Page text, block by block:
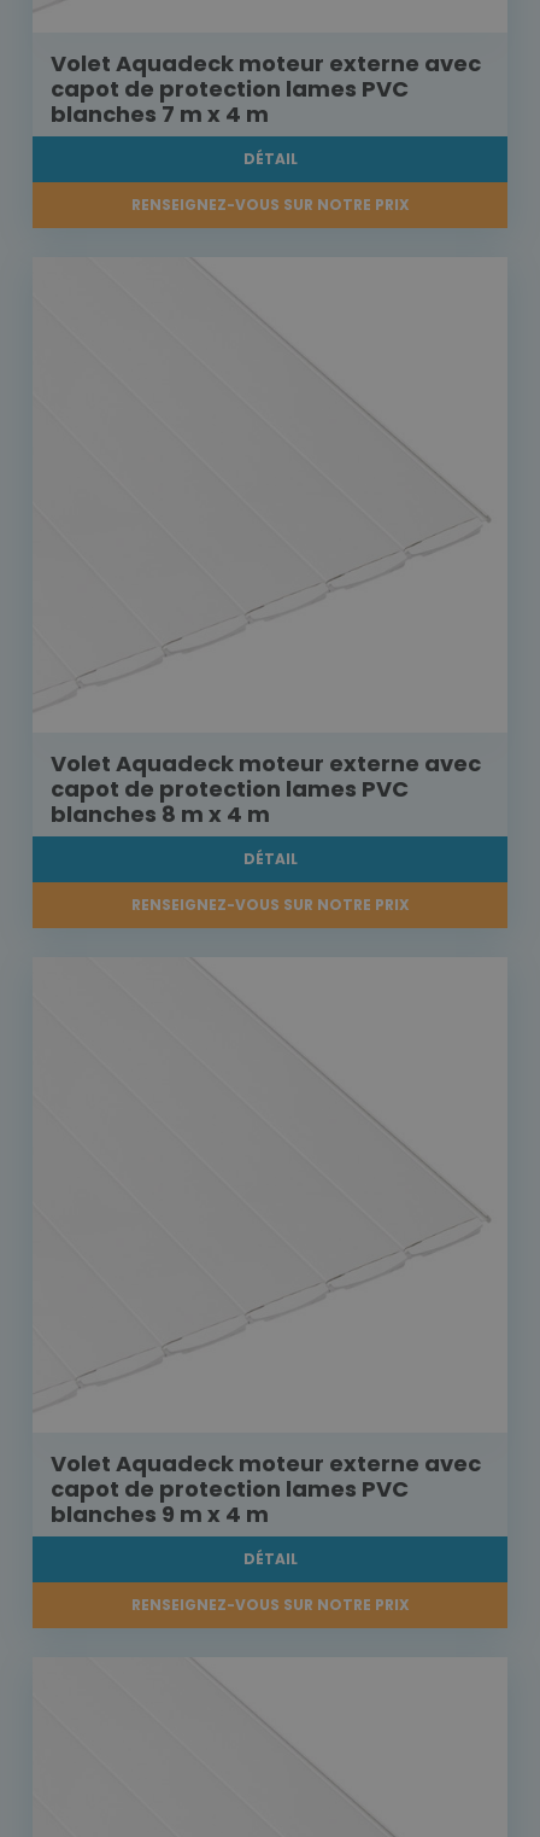
Volet Aquadeck moteur externe avec
capot de protection lames PVC
blanches 7 m x 4 m
DÉTAIL
RENSEIGNEZ-VOUS SUR NOTRE PRIX
Volet Aquadeck moteur externe avec
capot de protection lames PVC
blanches 8 m x 4 m
DÉTAIL
RENSEIGNEZ-VOUS SUR NOTRE PRIX
Volet Aquadeck moteur externe avec
capot de protection lames PVC
blanches 9 m x 4 m
DÉTAIL
RENSEIGNEZ-VOUS SUR NOTRE PRIX